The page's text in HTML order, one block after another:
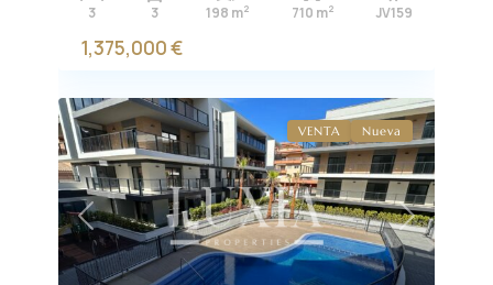
3 3 198 m2 710 m2 JV159
1,375,000 €
Previous Next
VENTA Nueva